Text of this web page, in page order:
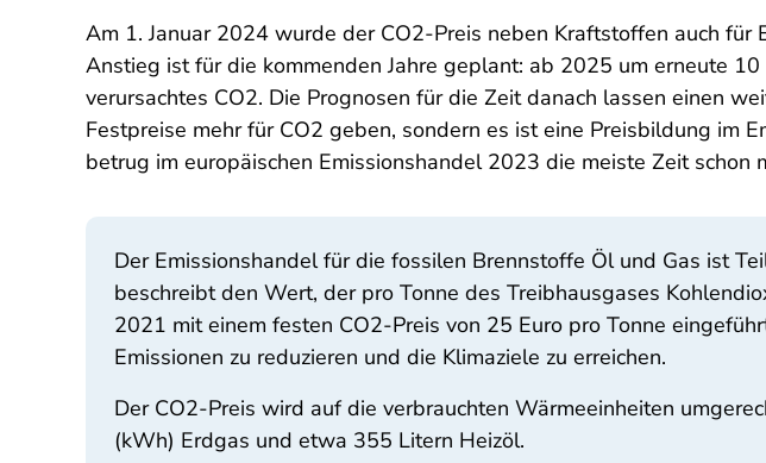
Am 1. Januar 2024 wurde der CO2-Preis neben Kraftstoffen auch
Anstieg ist für die kommenden Jahre geplant: ab 2025 um erneute
verursachtes CO2. Die Prognosen für die Zeit danach lassen einen
Festpreise mehr für CO2 geben, sondern es ist eine Preisbildung im
betrug im europäischen Emissionshandel 2023 die meiste Zeit schon
Der Emissionshandel für die fossilen Brennstoffe Öl und Gas ist
beschreibt den Wert, der pro Tonne des Treibhausgases
2021 mit einem festen CO2-Preis von 25 Euro pro Tonne
Emissionen zu reduzieren und die Klimaziele zu erreichen.
Der CO2-Preis wird auf die verbrauchten Wärmeeinheiten
(kWh) Erdgas und etwa 355 Litern Heizöl.